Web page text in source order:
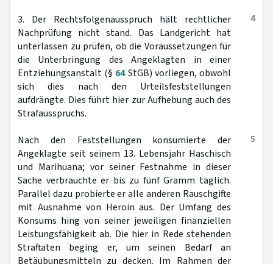
4
3. Der Rechtsfolgenausspruch hält rechtlicher
Nachprüfung nicht stand. Das Landgericht hat
unterlassen zu prüfen, ob die Voraussetzungen für
die Unterbringung des Angeklagten in einer
Entziehungsanstalt (§ 64StGB) vorliegen, obwohl
sich dies nach den Urteilsfeststellungen
aufdrängte. Dies führt hier zur Aufhebung auch des
Strafausspruchs.
5
Nach den Feststellungen konsumierte der
Angeklagte seit seinem 13. Lebensjahr Haschisch
und Marihuana; vor seiner Festnahme in dieser
Sache verbrauchte er bis zu fünf Gramm täglich.
Parallel dazu probierte er alle anderen Rauschgifte
mit Ausnahme von Heroin aus. Der Umfang des
Konsums hing von seiner jeweiligen finanziellen
Leistungsfähigkeit ab. Die hier in Rede stehenden
Straftaten beging er, um seinen Bedarf an
Betäubungsmitteln zu decken. Im Rahmen der